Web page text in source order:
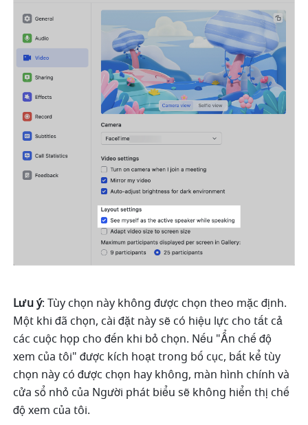
Lưu ý: Tùy chọn này không được chọn theo mặc định.
Một khi đã chọn, cài đặt này sẽ có hiệu lực cho tất cả
các cuộc họp cho đến khi bỏ chọn. Nếu "Ẩn chế độ
xem của tôi" được kích hoạt trong bố cục, bất kể tùy
chọn này có được chọn hay không, màn hình chính và
cửa sổ nhỏ của Người phát biểu sẽ không hiển thị chế
độ xem của tôi.